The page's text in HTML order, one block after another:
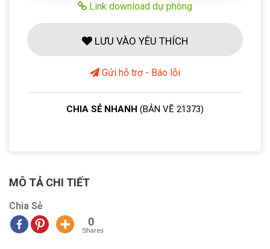
Link download dự phòng
LƯU VÀO YÊU THÍCH
Gửi hỗ trợ - Báo lỗi
CHIA SẺ NHANH (BẢN VẼ 21373)
MÔ TẢ CHI TIẾT
Chia Sẻ
0
Shares